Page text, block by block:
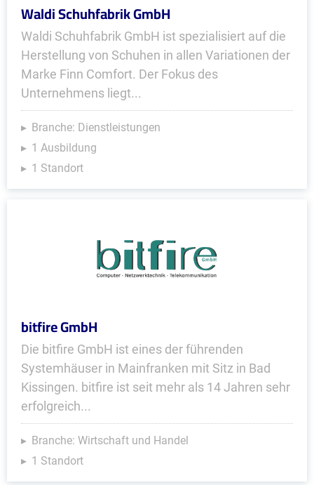
Waldi Schuhfabrik GmbH
Waldi Schuhfabrik GmbH ist spezialisiert auf die
Herstellung von Schuhen in allen Variationen der
Marke Finn Comfort. Der Fokus des
Unternehmens liegt...
Branche: Dienstleistungen
1 Ausbildung
1 Standort
bitfire GmbH
Die bitfire GmbH ist eines der führenden
Systemhäuser in Mainfranken mit Sitz in Bad
Kissingen. bitfire ist seit mehr als 14 Jahren sehr
erfolgreich...
Branche: Wirtschaft und Handel
1 Standort